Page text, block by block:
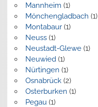
Mannheim (1)
Mönchengladbach (1)
Montabaur(1)
Neuss(1)
Neustadt-Glewe(1)
Neuwied(1)
Nürtingen (1)
Osnabrück(2)
Osterburken (1)
Pegau (1)